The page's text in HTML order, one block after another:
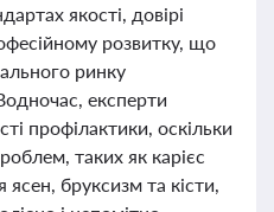
якості, довірі
розвитку, що
ринку
експерти
профілактики, оскільки
таких як карієс
бруксизм та кісти,